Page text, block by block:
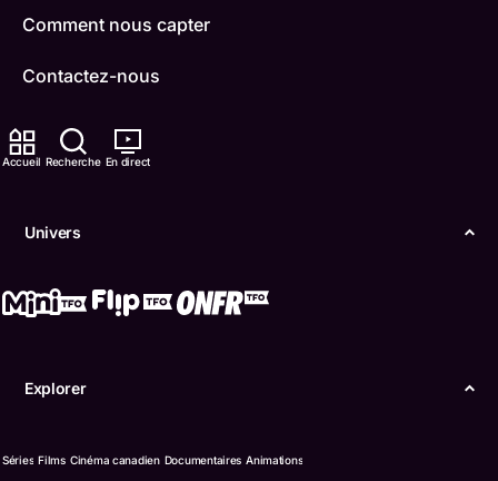
Accueil Recherche En direct
Univers
Explorer
Séries Films Cinéma canadien Documentaires Animations
Comment nous capter
Contactez-nous
ONFR
Boukili
Confidentialité
langue française de l’Ontario (TFO) - 2026